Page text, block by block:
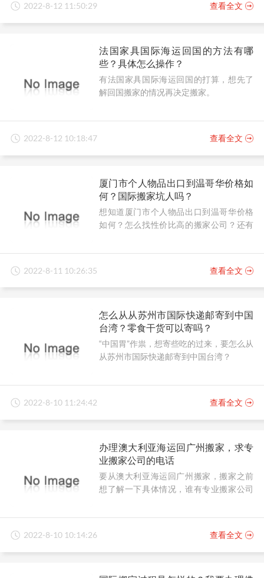
2022-8-12 11:50:29 查看全文
法国家具国际海运回国的方法有哪
些？具体怎么操作？
有法国家具国际海运回国的打算，想先了
解回国搬家的情况再决定搬家。
2022-8-12 10:18:47 查看全文
厦门市个人物品出口到温哥华价格如
何？国际搬家坑人吗？
想知道厦门市个人物品出口到温哥华价格
如何？怎么找性价比高的搬家公司？还有
2022-8-11 10:26:35 查看全文
怎么从从苏州市国际快递邮寄到中国
台湾？零食干货可以寄吗？
“中国胃”作祟，想寄些吃的过来，要怎么从
从苏州市国际快递邮寄到中国台湾？
2022-8-10 11:24:42 查看全文
办理澳大利亚海运回广州搬家，求专
业搬家公司的电话
要从澳大利亚海运回广州搬家，搬家之前
想了解一下具体情况，谁有专业搬家公司
2022-8-10 10:14:26 查看全文